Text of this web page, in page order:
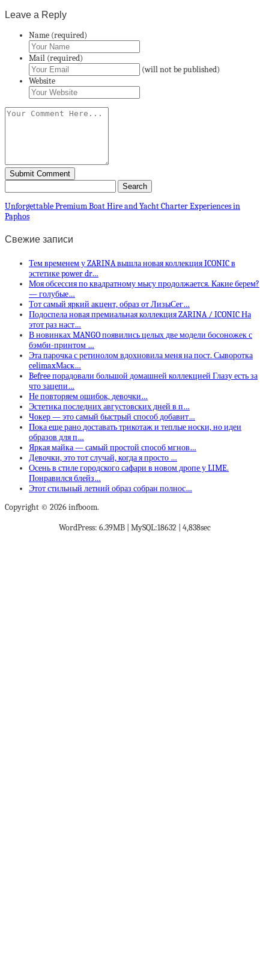
Leave a Reply
Name (required)
Mail (required)
(will not be published)
Website
Unforgettable Premium Boat Hire and Yacht Charter Experiences in
Paphos
Свежие записи
Тем временем у ZARINA вышла новая коллекция ICONIC в
эстетике power dr…
Моя обсессия по квадратному мысу продолжается. Какие берем?
— голубые…
Тот самый яркий акцент, образ от ЛизыСег…
Подоспела новая премиальная коллекция ZARINA / ICONIC На
этот раз наст…
В новинках MANGO появились целых две модели босоножек с
бэмби-принтом …
Эта парочка с ретинолом вдохновила меня на пост. Сыворотка
celimaxМаск…
Befree порадовали большой домашней коллекцией Глазу есть за
что зацепи…
Не повторяем ошибок, девочки…
Эстетика последних августовских дней в п…
Чокер — это самый быстрый способ добавит…
Пока еще рано доставать трикотаж и теплые носки, но идеи
образов для п…
Яркая майка — самый простой способ мгнов…
Девочки, это тот случай, когда я просто …
Осень в стиле городского сафари в новом дропе у LIME.
Понравился блейз…
Этот стильный летний образ собран полнос…
Copyright © 2026 infboom.
WordPress: 6.39MB | MySQL:18632 | 4,838sec